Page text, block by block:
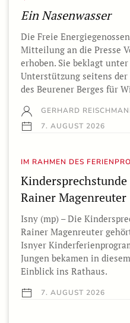
Ein Nasenwasser
Die Freie
Mitteilung an die Presse
erhoben. Sie beklagt
Unterstützung seitens
des Beurener Berges für
GERHARD
7. AUGUST 2026
IM RAHMEN DES
Rainer Magenreuter
Isny (mp) – Die
Rainer Magenreuter
Isnyer
Jungen bekamen in
Einblick ins Rathaus.
7. AUGUST 2026